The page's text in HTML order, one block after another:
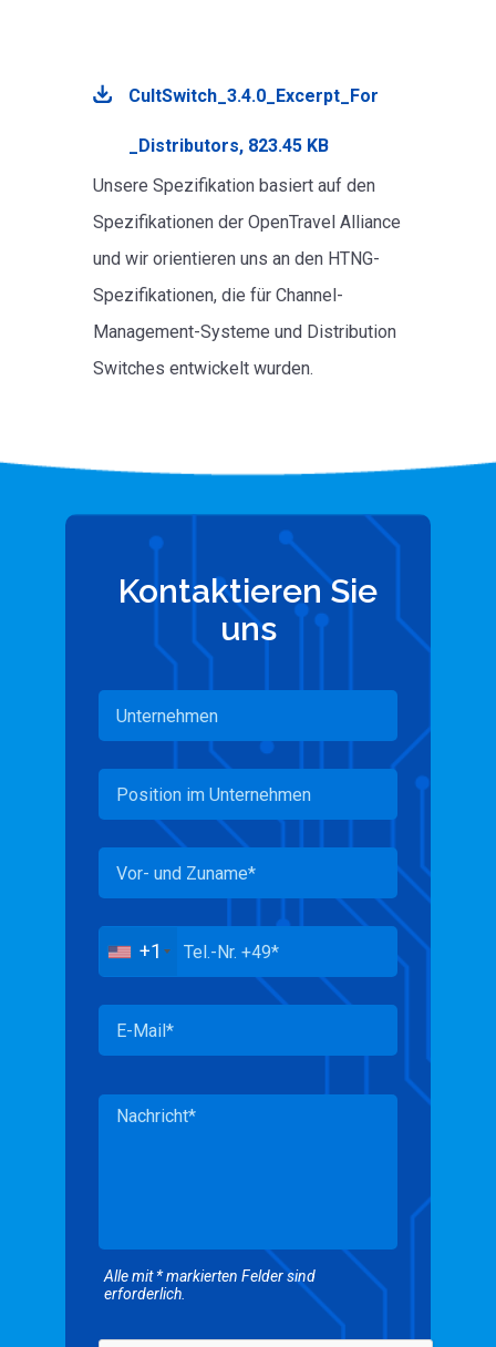
CultSwitch_3.4.0_Excerpt_For
_Distributors, 823.45 KB
Unsere Spezifikation basiert auf den
Spezifikationen der OpenTravel Alliance
und wir orientieren uns an den HTNG-
Spezifikationen, die für Channel-
Management-Systeme und Distribution
Switches entwickelt wurden.
Kontaktieren Sie
uns
+1
Alle mit * markierten Felder sind
erforderlich.